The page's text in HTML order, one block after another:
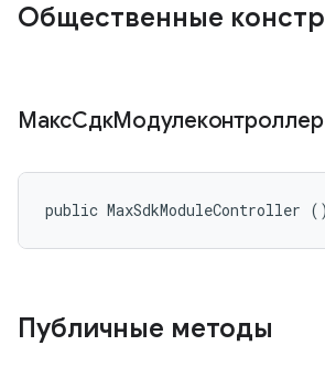
Общественные
МаксСдкМодулеконтроллер
public MaxSdkModuleController ()
Публичные методы